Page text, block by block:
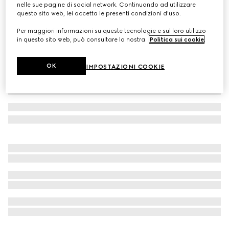
nelle sue pagine di social network. Continuando ad utilizzare
questo sito web, lei accetta le presenti condizioni d'uso.
Per maggiori informazioni su queste tecnologie e sul loro utilizzo
in questo sito web, può consultare la nostra
Politica sui cookie
IMPOSTAZIONI COOKIE
OK